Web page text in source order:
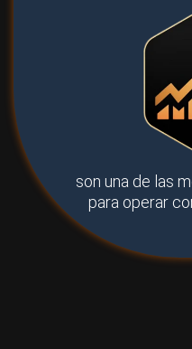
son una de las
para operar